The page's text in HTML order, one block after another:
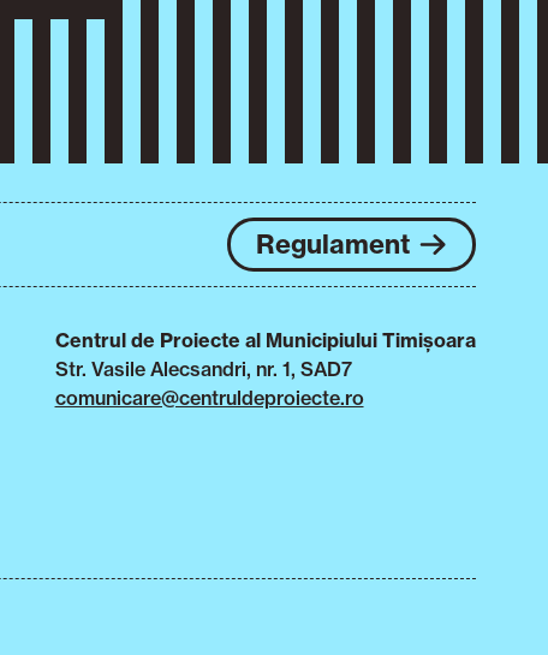
Regulament
Centrul de Proiecte al Municipiului Timișoara
Str. Vasile Alecsandri, nr. 1, SAD7
comunicare@centruldeproiecte.ro